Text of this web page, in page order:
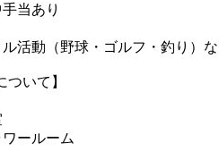
当あり
活動（野球・ゴルフ・釣り）
ついて】
ールーム